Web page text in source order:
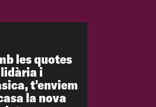
les quotes
i
t'enviem
la nova